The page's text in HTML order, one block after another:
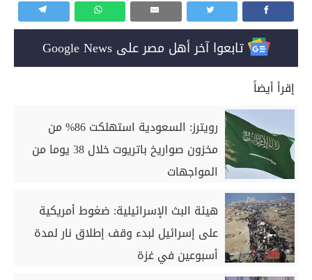
تابعوا آخر أهل مصر على Google News
إقرأ أيضاً
رويترز: السعودية استهلكت 86% من
مخزون صواريخ باتريوت خلال 38 يوما من
المواجهات
هيئة البث الإسرائيلية: ضغوط أمريكية
على إسرائيل لبدء وقف إطلاق نار لمدة
أسبوعين في غزة